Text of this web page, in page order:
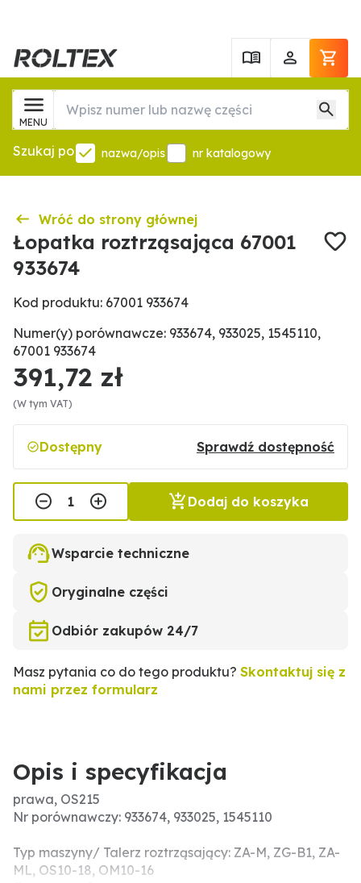
MENU
Szukaj po nazwa/opis nr katalogowy
Wróć do strony głównej
Łopatka roztrząsająca 67001
933674
Kod produktu: 67001 933674
Numer(y) porównawcze: 933674, 933025, 1545110,
67001 933674
391,72 zł
(W tym VAT)
Dostępny Sprawdź dostępność
Dodaj do koszyka
Wsparcie techniczne
Oryginalne części
Odbiór zakupów 24/7
Masz pytania co do tego produktu? Skontaktuj się z
nami przez formularz
Opis i specyfikacja
prawa, OS215
Nr porównawczy: 933674, 933025, 1545110
Typ maszyny/ Talerz roztrząsający: ZA-M, ZG-B1, ZA-
ML, OS10-18, OM10-16